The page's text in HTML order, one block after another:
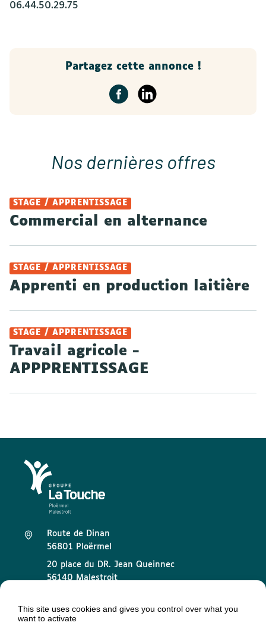
06.44.50.29.75
Partagez cette annonce !
Nos dernières offres
STAGE / APPRENTISSAGE
Commercial en alternance
STAGE / APPRENTISSAGE
Apprenti en production laitière
STAGE / APPRENTISSAGE
Travail agricole -
APPPRENTISSAGE
Route de Dinan
56801 Ploërmel
20 place du DR. Jean Queinnec
56140 Malestroit
contact@groupelatouche.fr
This site uses cookies and gives you control over what you
want to activate